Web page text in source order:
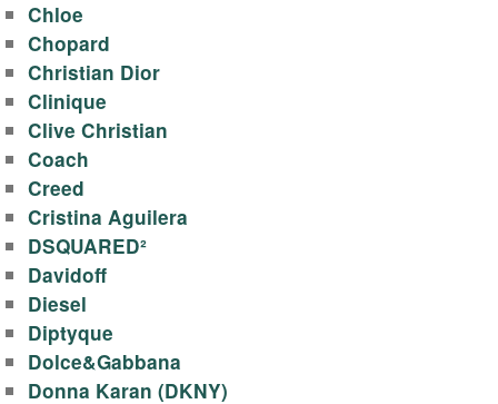
а
ж
а
т
у
а
л
е
Chloe
Chopard
Christian Dior
Clinique
Clive Christian
Coach
Creed
Cristina Aguilera
DSQUARED²
Davidoff
Diesel
Diptyque
Dolce&Gabbana
Donna Karan (DKNY)